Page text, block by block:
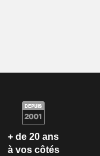
+ de 20 ans
à vos côtés